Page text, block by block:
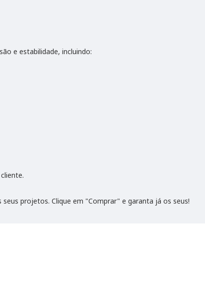
e estabilidade, incluindo:
projetos. Clique em "Comprar" e garanta já os seus!